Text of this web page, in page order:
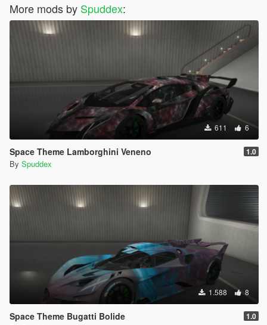
More mods by Spuddex:
611 6
Space Theme Lamborghini Veneno 1.0
By Spuddex
1.588 8
Space Theme Bugatti Bolide 1.0